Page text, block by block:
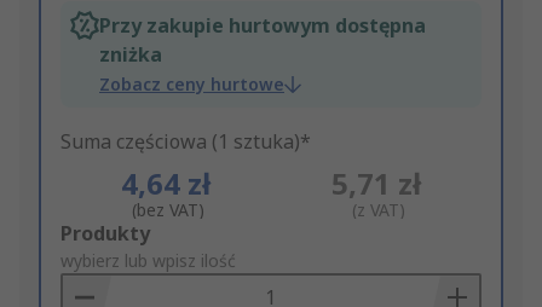
Przy zakupie hurtowym dostępna
zniżka
Zobacz ceny hurtowe
Suma częściowa (1 sztuka)*
4,64 zł
(bez VAT)
5,71 zł
(z VAT)
Add
to
Basket
Produkty
wybierz lub wpisz ilość